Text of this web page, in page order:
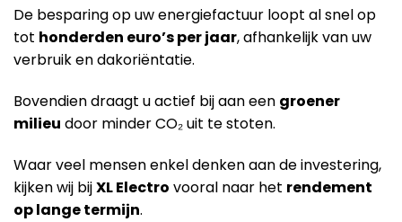
De besparing op uw energiefactuur loopt al snel op
tot honderden euro’s per jaar, afhankelijk van uw
verbruik en dakoriëntatie.
Bovendien draagt u actief bij aan een groener
milieu door minder CO₂ uit te stoten.
Waar veel mensen enkel denken aan de investering,
kijken wij bijXL Electro vooral naar het rendement
op lange termijn.